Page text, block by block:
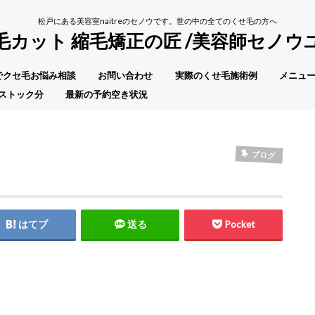
松戸にある美容室naitreのセノウです。世の中の全てのくせ毛の方へ
カット 縮毛矯正の匠 /美容師セノウ
クセ毛お悩み相談 お問い合わせ 実際のくせ毛施術例
メニュ
トック分
最新の予約空き状況
ブログ
はてブ 送る Pocket